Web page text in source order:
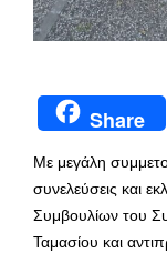
Share
Με μεγάλη
συνελεύσεις και
Συμβουλίων του
Ταμασίου και